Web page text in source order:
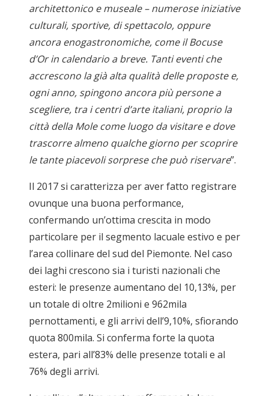
architettonico e museale – numerose iniziative
culturali, sportive, di spettacolo, oppure
ancora enogastronomiche, come il Bocuse
d’Or in calendario a breve. Tanti eventi che
accrescono la già alta qualità delle proposte e,
ogni anno, spingono ancora più persone a
scegliere, tra i centri d’arte italiani, proprio la
città della Mole come luogo da visitare e dove
trascorre almeno qualche giorno per scoprire
le tante piacevoli sorprese che può riservare”.
Il 2017 si caratterizza per aver fatto registrare
ovunque una buona performance,
confermando un’ottima crescita in modo
particolare per il segmento lacuale estivo e per
l’area collinare del sud del Piemonte. Nel caso
dei laghi crescono sia i turisti nazionali che
esteri: le presenze aumentano del 10,13%, per
un totale di oltre 2milioni e 962mila
pernottamenti, e gli arrivi dell’9,10%, sfiorando
quota 800mila. Si conferma forte la quota
estera, pari all’83% delle presenze totali e al
76% degli arrivi.